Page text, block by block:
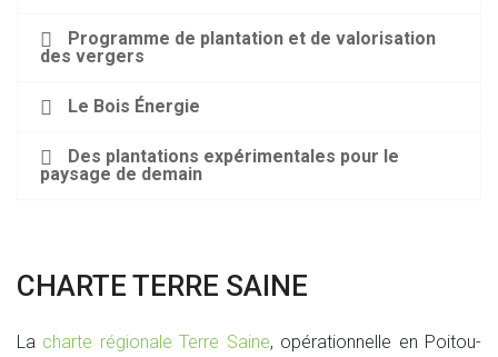
Programme de plantation et de valorisation
des vergers
Le Bois Énergie
Des plantations expérimentales pour le
paysage de demain
CHARTE TERRE SAINE
La charte régionale Terre Saine, opérationnelle en Poitou-